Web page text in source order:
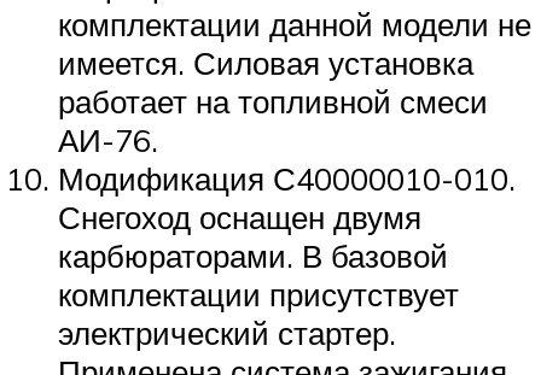
комплектации данной модели не
имеется. Силовая установка
работает на топливной смеси
АИ-76.
Модификация С40000010-010.
Снегоход оснащен двумя
карбюраторами. В базовой
комплектации присутствует
электрический стартер.